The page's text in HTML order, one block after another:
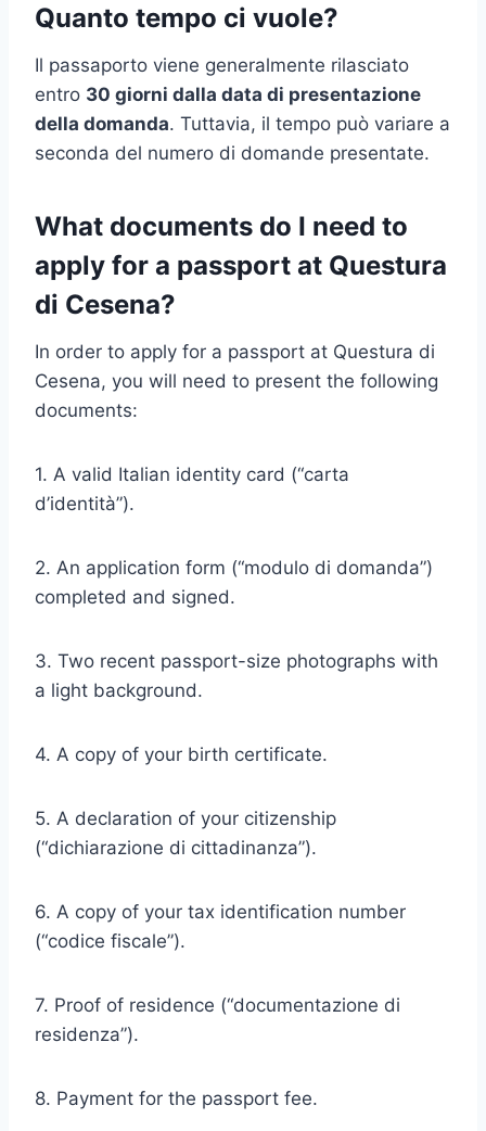
Quanto tempo ci vuole?
Il passaporto viene generalmente rilasciato
entro 30 giorni dalla data di presentazione
della domanda. Tuttavia, il tempo può variare a
seconda del numero di domande presentate.
What documents do I need to
apply for a passport at Questura
di Cesena?
In order to apply for a passport at Questura di
Cesena, you will need to present the following
documents:
1. A valid Italian identity card (“carta
d’identità”).
2. An application form (“modulo di domanda”)
completed and signed.
3. Two recent passport-size photographs with
a light background.
4. A copy of your birth certificate.
5. A declaration of your citizenship
(“dichiarazione di cittadinanza”).
6. A copy of your tax identification number
(“codice fiscale”).
7. Proof of residence (“documentazione di
residenza”).
8. Payment for the passport fee.